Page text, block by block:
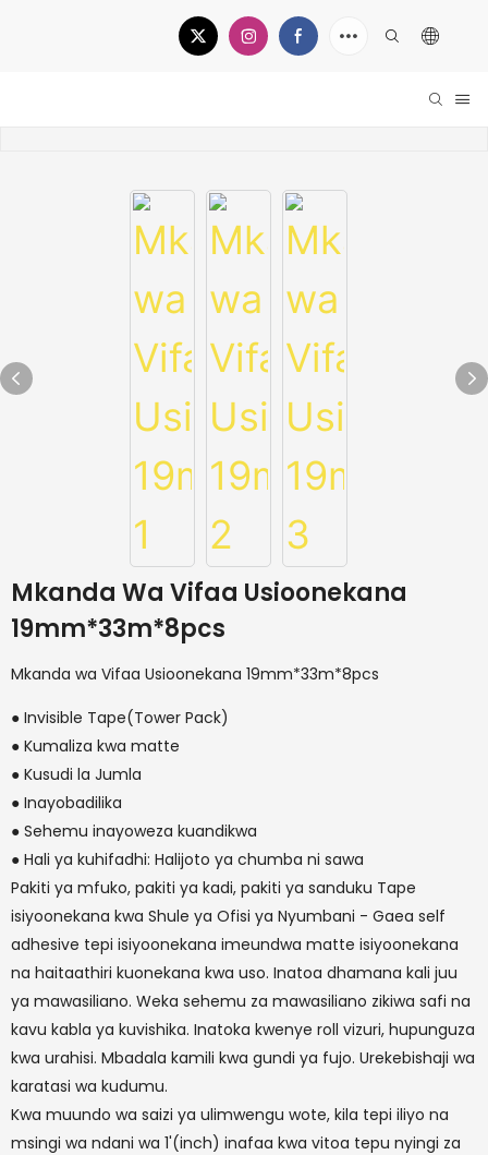
Mkanda Wa Vifaa Usioonekana
19mm*33m*8pcs
Mkanda wa Vifaa Usioonekana 19mm*33m*8pcs
● Invisible Tape(Tower Pack)
● Kumaliza kwa matte
● Kusudi la Jumla
● Inayobadilika
● Sehemu inayoweza kuandikwa
● Hali ya kuhifadhi: Halijoto ya chumba ni sawa
Pakiti ya mfuko, pakiti ya kadi, pakiti ya sanduku Tape
isiyoonekana kwa Shule ya Ofisi ya Nyumbani - Gaea self
adhesive tepi isiyoonekana imeundwa matte isiyoonekana
na haitaathiri kuonekana kwa uso. Inatoa dhamana kali juu
ya mawasiliano. Weka sehemu za mawasiliano zikiwa safi na
kavu kabla ya kuvishika. Inatoka kwenye roll vizuri, hupunguza
kwa urahisi. Mbadala kamili kwa gundi ya fujo. Urekebishaji wa
karatasi wa kudumu.
Kwa muundo wa saizi ya ulimwengu wote, kila tepi iliyo na
msingi wa ndani wa 1'(inch) inafaa kwa vitoa tepu nyingi za